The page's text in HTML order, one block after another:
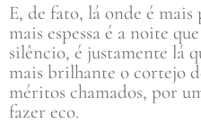
E, de fato, lá onde é
mais espessa é a noite
silêncio, é justamente lá
mais brilhante o cortejo
méritos chamados, por
fazer eco.